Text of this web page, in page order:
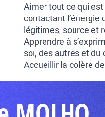
Aimer tout ce qui
contactant l’énergie
légitimes, source et
Apprendre à
soi, des autres et du
Accueillir la colère